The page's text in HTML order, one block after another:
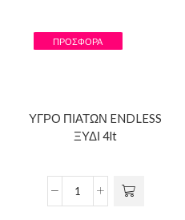
ΠΡΟΣΦΟΡΆ
ΥΓΡΟ ΠΙΑΤΩΝ ENDLESS
ΞΥΔΙ 4lt